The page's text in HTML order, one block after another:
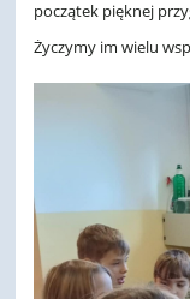
początek pięknej
Życzymy im wielu